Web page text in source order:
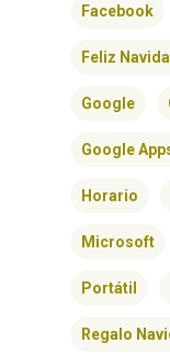
Facebook
Feliz
Google
Google
Horario
Microsoft
Portátil
Regalo